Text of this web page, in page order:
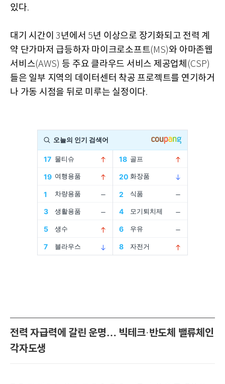
있다.
대기 시간이3년에서 5년 이상으로 장기화되고 전력 계
약 단가마저 급등하자 마이크로소프트(MS)와 아마존웹
서비스(AWS) 등 주요 클라우드 서비스 제공업체 (CSP)
들은 일부 지역의 데이터센터 착공 프로젝트를 연기하거
나 가동 시점을 뒤로 미루는 실정이다.
전력 자급력에 갈린 운명… 빅테크·반도체 밸류체인
각자도생